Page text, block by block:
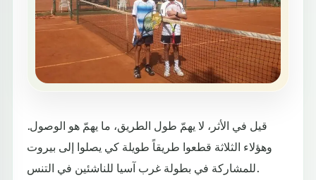
قيل في الأثر، لا يهمّ طول الطريق، ما يهمّ هو الوصول.
وهؤلاء الثلاثة قطعوا طريقاً طويلة كي يصلوا إلى بيروت
للمشاركة في بطولة غرب آسيا للناشئين في التنس.